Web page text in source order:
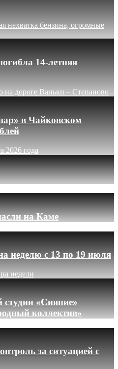
нехватка бензина, огромные
14-летняя
дороге Ваньки – Степаново
в Чайковском
2026 года
на Каме
неделю с 13 по 19 июля
недели
студии «Сияние»
коллектив»
за ситуацией с